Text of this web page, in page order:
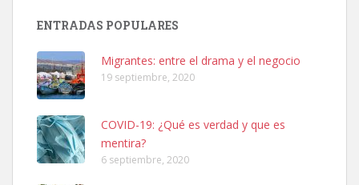
Leales.org » Gran Canaria
ENTRADAS POPULARES
Migrantes: entre el drama y el negocio
19 septiembre, 2020
COVID-19: ¿Qué es verdad y que es
mentira?
6 septiembre, 2020